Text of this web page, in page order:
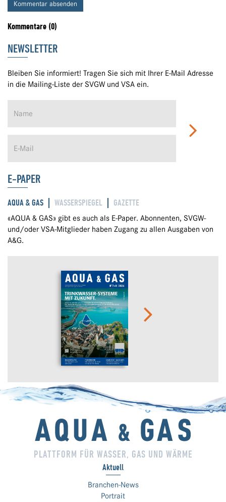
Kommentar absenden
Kommentare (0)
NEWSLETTER
Bleiben Sie informiert! Tragen Sie sich mit Ihrer E-Mail Adresse
in die Mailing-Liste der SVGW und VSA ein.
E-PAPER
AQUA & GAS WASSERSPIEGEL GAZETTE
«AQUA & GAS» gibt es auch als E-Paper. Abonnenten, SVGW-
und/oder VSA-Mitglieder haben Zugang zu allen Ausgaben von
A&G.
PLATTFORM FÜR WASSER, GAS UND WÄRME
Aktuell
Branchen-News
Portrait